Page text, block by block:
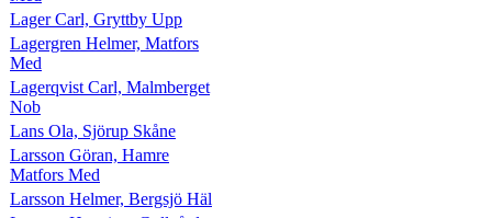
Lager Carl, Gryttby Upp
Lagergren Helmer, Matfors
Med
Lagerqvist Carl, Malmberget
Nob
Lans Ola, Sjörup Skåne
Larsson Göran, Hamre
Matfors Med
Larsson Helmer, Bergsjö Häl